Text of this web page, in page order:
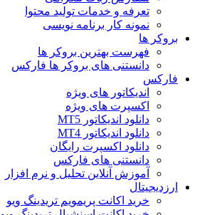
تعرفه و خدمات تولید محتوا
نمونه کار برنامه نویسی
بروکر ها
فهرست بهترین بروکر ها
دانستنی های بروکر ها فارکس
فارکس
اندیکاتور های ویژه
اکسپرت های ویژه
دانلود اندیکاتور MT5
دانلود اندیکاتور MT4
دانلود اکسپرت رایگان
دانستنی های فارکس
آموزش آنلاین تحلیل و نرم افزار
ارزدیجیتال
خرید اکانت پریمویم تریدینگ ویو